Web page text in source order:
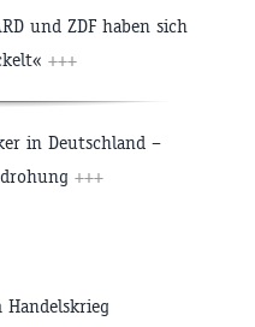
und ZDF haben sich
+++
in Deutschland –
+++